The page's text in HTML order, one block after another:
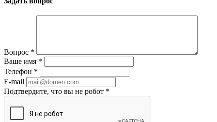
Вопрос *
Ваше имя *
Телефон *
E-mail
Подтвердите, что вы не робот *